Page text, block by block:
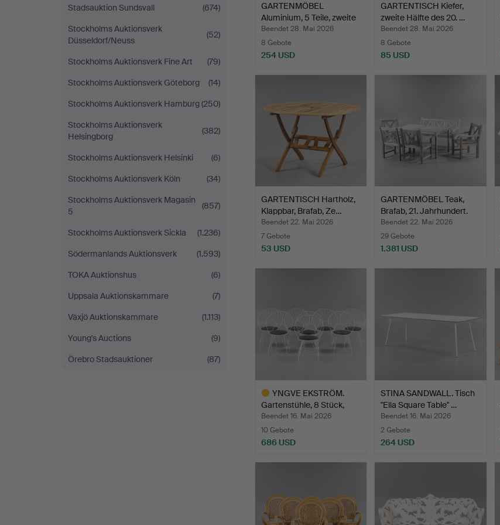
Stadsauktion Sundsvall
(674)
Stockholms Auktionsverk
Düsseldorf/Neuss
(52)
Stockholms Auktionsverk Fine Art
(79)
Stockholms Auktionsverk Göteborg
(14)
Stockholms Auktionsverk Hamburg(250)
Stockholms Auktionsverk
Helsingborg
(382)
Stockholms Auktionsverk Helsinki
(6)
Stockholms Auktionsverk Köln
(34)
Stockholms Auktionsverk Magasin
5
(857)
Stockholms Auktionsverk Sickla
(1.236)
Södermanlands Auktionsverk
(1.593)
TOKA Auktionshus
(6)
Uppsala Auktionskammare
(7)
Växjö Auktionskammare
(1.113)
Young's Auctions
(9)
Örebro Stadsauktioner
(87)
GARTENMÖBEL
Aluminium, 5 Teile, zweite
Häl…
Beendet 28. Mai 2026
8 Gebote
254 USD
GARTENTISCH Kiefer,
zweite Hälfte des 20. …
Beendet 28. Mai 2026
8 Gebote
85 USD
GARTENTISCH Hartholz,
Klappbar, Brafab, Ze…
Beendet 22. Mai 2026
7 Gebote
53 USD
GARTENMÖBEL Teak,
Brafab, 21. Jahrhundert.
Beendet 22. Mai 2026
29 Gebote
1.381 USD
YNGVE EKSTRÖM.
Gartenstühle, 8 Stück,
"Des…
Beendet 16. Mai 2026
10 Gebote
686 USD
STINA SANDWALL. Tisch
"Ella Square Table" …
Beendet 16. Mai 2026
2 Gebote
264 USD